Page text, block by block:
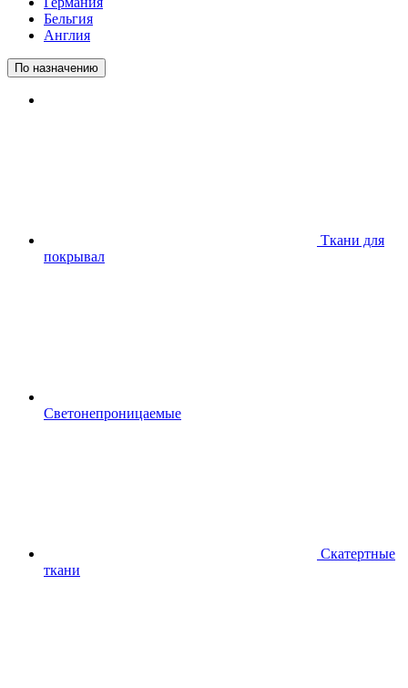
Бельгия
Англия
По назначению
Ткани для
покрывал
Светонепроницаемые
Скатертные
ткани